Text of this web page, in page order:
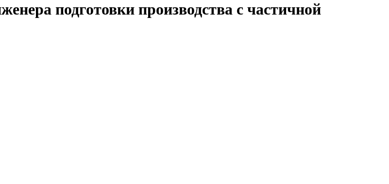
подготовки производства с частичной